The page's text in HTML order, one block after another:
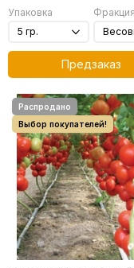
Упаковка
Предзаказ